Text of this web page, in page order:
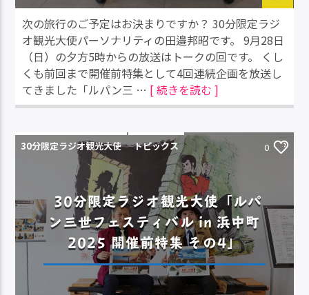
次の旅行のご予定はお決まりですか？ 30分限定ラジ
オ観光大使パーソナリティの田邉邦昭です。 9月28日
（日）の夕方5時からの放送はトークの回です。 くし
くも前回まで開催前特集として4回連続企画を放送し
てきました「ルパン三 … [ 続きを読む ]
30分限定ラジオ観光大使 トピックス 0
30分限定ラジオ観光大使「ルパ
ン三世フェスティバル in 浜中町
2025 開催前特集 その4」